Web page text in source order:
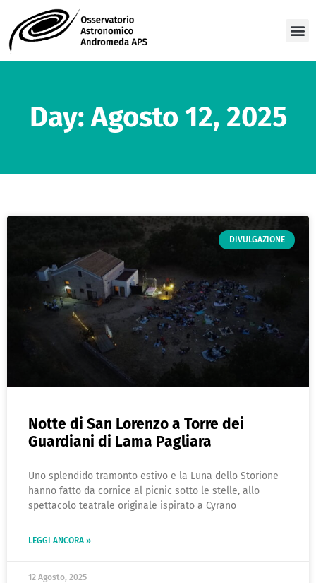
Day: Agosto 12, 2025
DIVULGAZIONE
Notte di San Lorenzo a Torre dei
Guardiani di Lama Pagliara
Uno splendido tramonto estivo e la Luna dello Storione
hanno fatto da cornice al picnic sotto le stelle, allo
spettacolo teatrale originale ispirato a Cyrano
LEGGI ANCORA »
12 Agosto, 2025